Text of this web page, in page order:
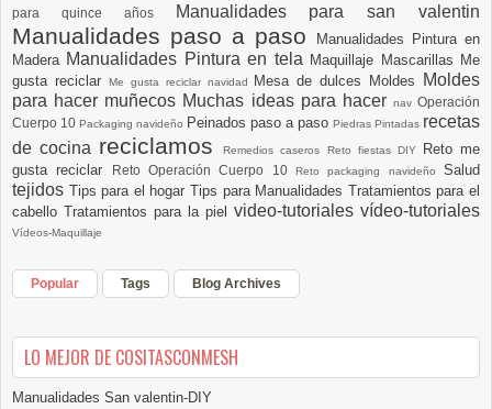
para quince años
Manualidades para san valentin
Manualidades paso a paso
Manualidades Pintura en
Madera Manualidades Pintura en tela Maquillaje Mascarillas Me
gusta reciclar
Me gusta reciclar navidad Mesa de dulces Moldes
Moldes
para hacer muñecos Muchas ideas para hacer nav Operación
Cuerpo 10 Packaging navideño Peinados paso a paso Piedras Pintadas recetas
de cocina reciclamosRemedios caseros Reto fiestas DIY
Reto me
gusta reciclar
Reto Operación Cuerpo 10Reto packaging navideñoSalud
tejidos Tips para el hogarTips para Manualidades Tratamientos para el
cabello Tratamientos para la piel video-tutoriales vídeo-tutoriales
Vídeos-Maquillaje
Popular Tags Blog Archives
LO MEJOR DE COSITASCONMESH
Manualidades San valentin-DIY